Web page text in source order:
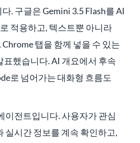
. 구글은 Gemini 3.5 Flash를 AI
적용하고, 텍스트뿐 아니라
탭을 함께 넣을 수 있는
표했습니다. AI 개요에서 후속
로 넘어가는 대화형 흐름도
이전트입니다. 사용자가 관심
실시간 정보를 계속 확인하고,